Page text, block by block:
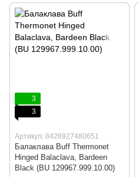
3
3
Артикул: 8428927480651
Балаклава Buff Thermonet
Hinged Balaclava, Bardeen
Black (BU 129967.999.10.00)